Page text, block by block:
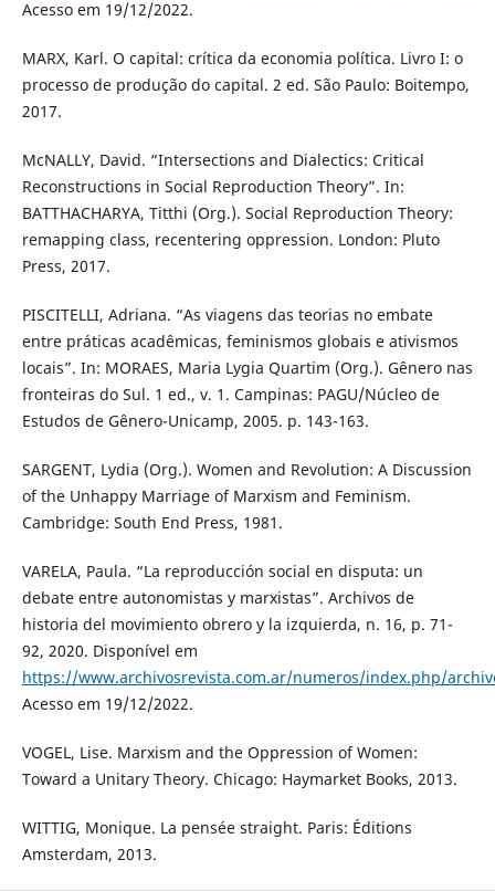
Acesso em 19/12/2022.
MARX, Karl. O capital: crítica da economia política. Livro I: o
processo de produção do capital. 2 ed. São Paulo: Boitempo,
2017.
McNALLY, David. “Intersections and Dialectics: Critical
Reconstructions in Social Reproduction Theory”. In:
BATTHACHARYA, Titthi (Org.). Social Reproduction Theory:
remapping class, recentering oppression. London: Pluto
Press, 2017.
PISCITELLI, Adriana. “As viagens das teorias no embate
entre práticas acadêmicas, feminismos globais e ativismos
locais”. In: MORAES, Maria Lygia Quartim (Org.). Gênero nas
fronteiras do Sul. 1 ed., v. 1. Campinas: PAGU/Núcleo de
Estudos de Gênero-Unicamp, 2005. p. 143-163.
SARGENT, Lydia (Org.). Women and Revolution: A Discussion
of the Unhappy Marriage of Marxism and Feminism.
Cambridge: South End Press, 1981.
VARELA, Paula. “La reproducción social en disputa: un
debate entre autonomistas y marxistas”. Archivos de
historia del movimiento obrero y la izquierda, n. 16, p. 71-
92, 2020. Disponível em
https://www.archivosrevista.com.ar/numeros/index.php/
Acesso em 19/12/2022.
VOGEL, Lise. Marxism and the Oppression of Women:
Toward a Unitary Theory. Chicago: Haymarket Books, 2013.
WITTIG, Monique. La pensée straight. Paris: Éditions
Amsterdam, 2013.